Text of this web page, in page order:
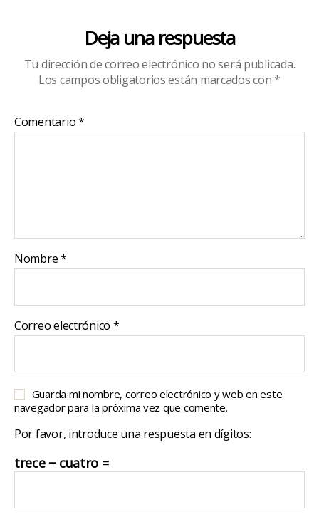
Deja una respuesta
Tu dirección de correo electrónico no será publicada.
Los campos obligatorios están marcados con*
Comentario*
Nombre*
Correo electrónico *
Guarda mi nombre, correo electrónico y web en este
navegador para la próxima vez que comente.
Por favor, introduce una respuesta en dígitos:
trece − cuatro =